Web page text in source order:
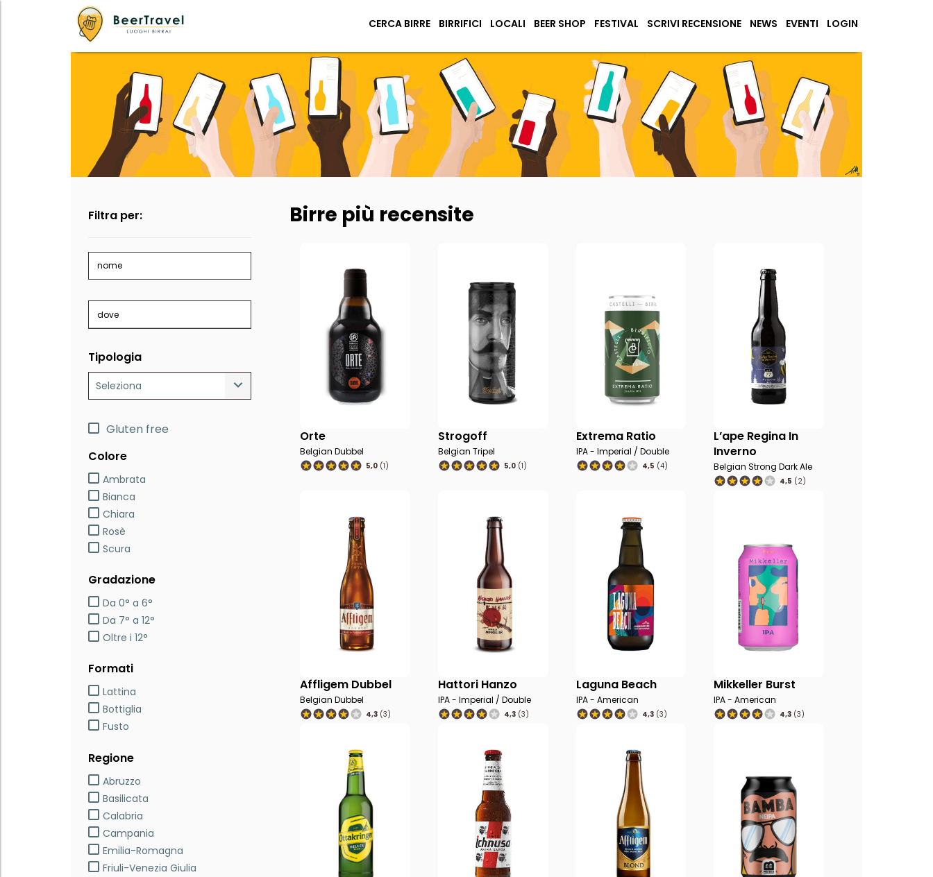
CERCA BIRRE BIRRIFICI LOCALI BEER SHOP FESTIVAL SCRIVI RECENSIONE NEWS EVENTI LOGIN
Filtra per:
nome
dove
Tipologia
Seleziona
Gluten free
Colore
Ambrata
Bianca
Chiara
Rosè
Scura
Gradazione
Da 0° a 6°
Da 7° a 12°
Oltre i 12°
Formati
Lattina
Bottiglia
Fusto
Regione
Abruzzo
Basilicata
Calabria
Campania
Emilia-Romagna
Friuli-Venezia Giulia
Birre più recensite
Orte
Belgian Dubbel
5,0 (1)
Strogoff
Belgian Tripel
5,0(1)
Extrema Ratio
IPA - Imperial / Double
4,5 (4)
L’ape Regina In
Inverno
Belgian Strong Dark Ale
4,5 (2)
Affligem Dubbel
Belgian Dubbel
4,3 (3)
Hattori Hanzo
IPA - Imperial / Double
4,3(3)
Laguna Beach
IPA - American
4,3(3)
Mikkeller Burst
IPA - American
4,3 (3)